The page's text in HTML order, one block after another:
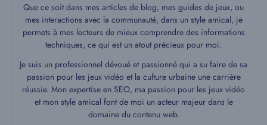
Que ce soit dans mes articles de blog, mes guides de jeux, ou
mes interactions avec la communauté, dans un style amical, je
permets à mes lecteurs de mieux comprendre des informations
techniques, ce qui est un atout précieux pour moi.
Je suis un professionnel dévoué et passionné qui a su faire de sa
passion pour les jeux vidéo et la culture urbaine une carrière
réussie. Mon expertise en SEO, ma passion pour les jeux vidéo
et mon style amical font de moi un acteur majeur dans le
domaine du contenu web.